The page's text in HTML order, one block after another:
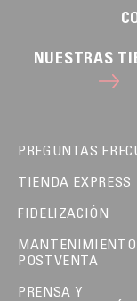
NUESTRAS
PREGUNTAS
TIENDA EXPRESS
FIDELIZACIÓN
POSTVENTA
PRENSA Y